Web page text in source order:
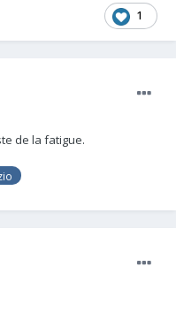
1
de la fatigue.